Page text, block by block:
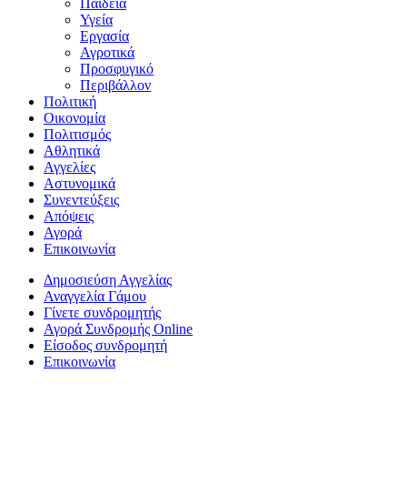
Παιδεία
Υγεία
Εργασία
Αγροτικά
Προσφυγικό
Περιβάλλον
Πολιτική
Οικονομία
Πολιτισμός
Αθλητικά
Αγγελίες
Αστυνομικά
Συνεντεύξεις
Απόψεις
Αγορά
Επικοινωνία
Δημοσιεύση Αγγελίας
Αναγγελία Γάμου
Γίνετε συνδρομητής
Αγορά Συνδρομής Online
Είσοδος συνδρομητή
Επικοινωνία